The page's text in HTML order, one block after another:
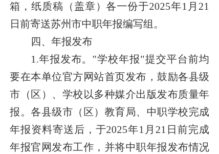
箱，纸质稿（盖章）各一份于2025年1 月 21
日前寄送苏州市中职年报编写组。
四、年报发布
1.年报发布。 "学校年报"提交平台前均
要在本单位官方网站首页发布，鼓励各县级
市（区）、学校以多种媒介出版发布质量年
报。各县级市（区）教育局、中职学校完成
年报资料寄送后，于2025年1 月 21 日前完成
年报官网发布工作，并将中职年报发布情况